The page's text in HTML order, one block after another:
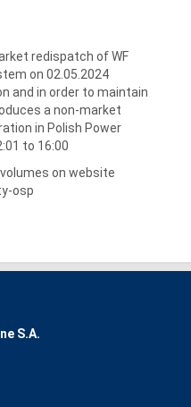
redispatch of WF
on 02.05.2024
and in order to maintain
a non-market
in Polish Power
to 16:00
on website
osp
S.A.